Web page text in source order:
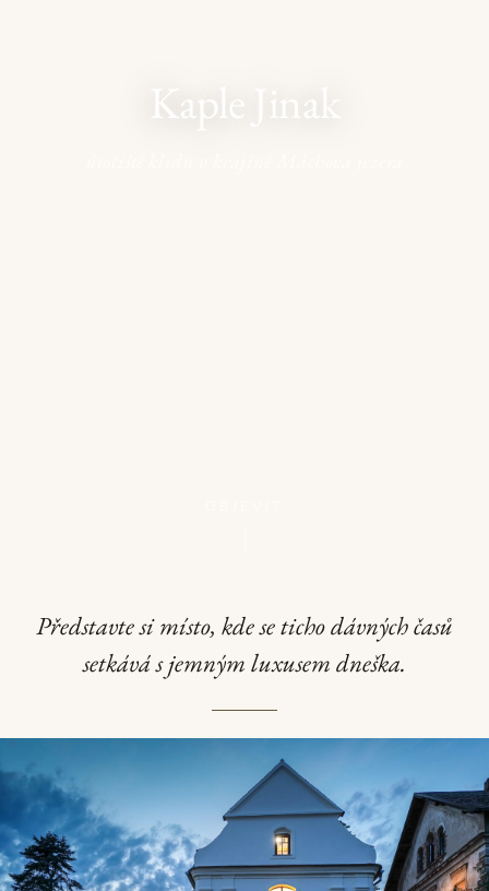
Kaple Jinak
Představte si místo, kde se ticho dávných časů
setkává s jemným luxusem dneška.